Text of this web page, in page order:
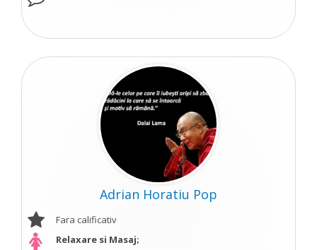
Adrian Horatiu Pop
Fara calificativ
Relaxare si Masaj;